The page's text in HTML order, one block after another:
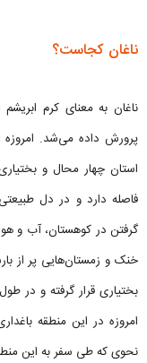
ناغان کجاست؟
ناغان به معنای کرم
پرورش داده می‌شد. امروزه
فاصله دارد و در دل
گرفتن در کوهستان، آب و
خنک و زمستان‌هایی پر از
بختیاری قرار گرفته و در
امروزه در این منطقه
نحوی که طی سفر به این